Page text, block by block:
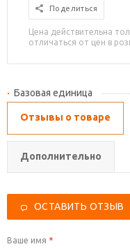
Поделиться
Цена действительна
отличаться от цен в
Базовая единица
Отзывы о товаре
Дополнительно
ОСТАВИТЬ ОТЗЫВ
Ваше имя *